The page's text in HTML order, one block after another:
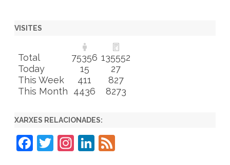
VISITES
Total 75356 135552
Today
15
27
This Week
411
827
This Month
4436 8273
XARXES RELACIONADES:
F
T
In Li